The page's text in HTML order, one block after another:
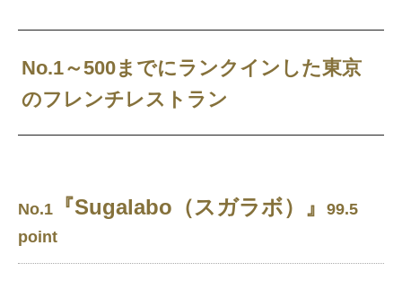
No.1～500までにランクインした東京
のフレンチレストラン
No.1 『Sugalabo（スガラボ）』
99.5
point